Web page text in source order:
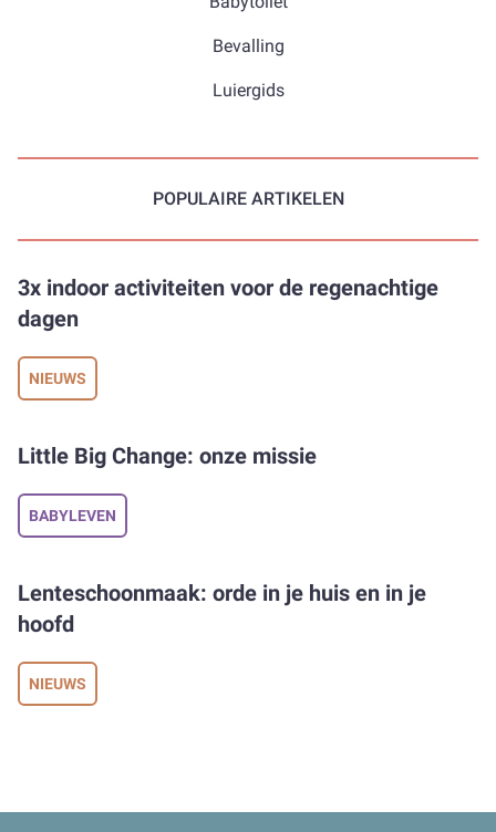
Bevalling
Luiergids
POPULAIRE ARTIKELEN
3x indoor activiteiten voor de regenachtige
dagen
NIEUWS
Little Big Change: onze missie
BABYLEVEN
Lenteschoonmaak: orde in je huis en in je
hoofd
NIEUWS